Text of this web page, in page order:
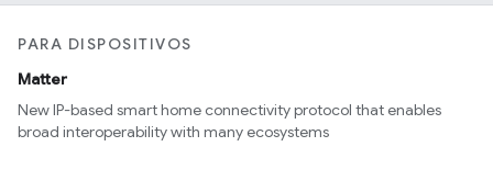
PARA DISPOSITIVOS
Matter
New IP-based smart home connectivity protocol that enables
broad interoperability with many ecosystems